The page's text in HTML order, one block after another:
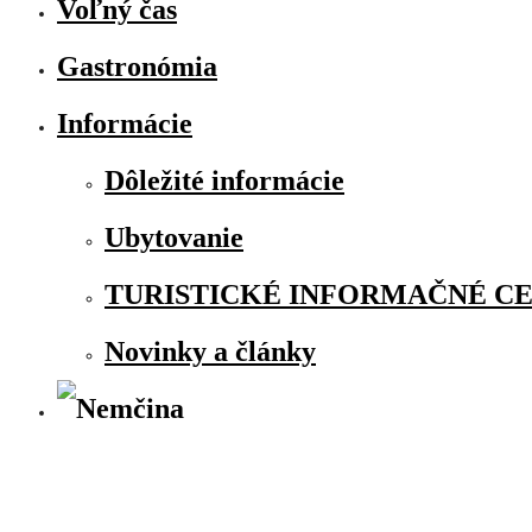
Voľný čas
Gastronómia
Informácie
Dôležité informácie
Ubytovanie
TURISTICKÉ INFORMAČNÉ
Novinky a články